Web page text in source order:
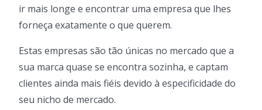
ir mais longe e encontrar uma empresa que lhes
forneça exatamente o que querem.
Estas empresas são tão únicas no mercado que a
sua marca quase se encontra sozinha, e captam
clientes ainda mais fiéis devido à especificidade do
seu nicho de mercado.